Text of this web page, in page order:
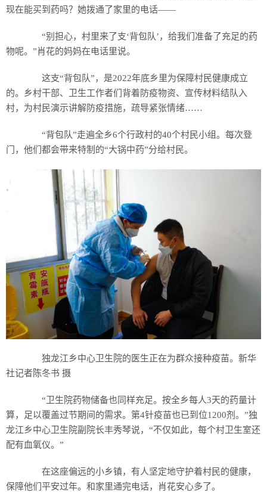
现在能买到药吗？她拨通了家里的电话——
“别担心，村里来了支‘背包队’，给我们准备了充足的药
物呢。”肖花的妈妈在电话里说。
这支“背包队”，是2022年底乡里为保障村民健康成立
的。乡村干部、卫生工作者们背着防疫物资、宣传材料结队入
村，为村民演示讲解防疫措施，疏导紧张情绪……
“背包队”走遍全乡6个行政村的40个村民小组。每次登
门，他们都会带来特制的“大锅中药”分给村民。
独龙江乡中心卫生院的医生正在为群众接种疫苗。新华
社记者陈冬书 摄
“卫生院药物储备也同样充足。按全乡每人3天的药量计
算，足以覆盖过节期间的需求。第4针疫苗也已到位1200剂。”独
龙江乡中心卫生院副院长丰秀琴说，“不仅如此，每个村卫生室还
配有血氧仪。”
在这座偏远的小乡镇，有人坚定地守护着村民的健康，
保障他们平安过年。和家里通完电话，肖花安心多了。